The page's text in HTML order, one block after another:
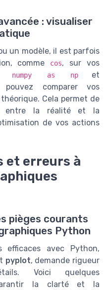
: visualiser
un modèle, il est parfois
comme
cos, sur vos
numpy as npet
comparer vos
Cela permet de
entre la réalité et la
de vos actions
et erreurs à
pièges courants
Python
efficaces avec Python,
pyplot, demande rigueur
Voici quelques
la clarté et la